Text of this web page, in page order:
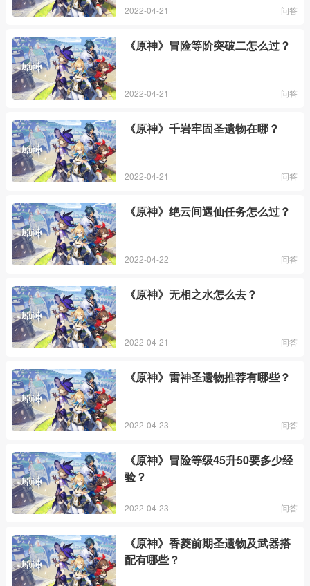
2022-04-21 问答
《原神》冒险等阶突破二怎么过？
2022-04-21 问答
《原神》千岩牢固圣遗物在哪？
2022-04-21 问答
《原神》绝云间遇仙任务怎么过？
2022-04-22 问答
《原神》无相之水怎么去？
2022-04-21 问答
《原神》雷神圣遗物推荐有哪些？
2022-04-23 问答
《原神》冒险等级45升50要多少经
验？
2022-04-23 问答
《原神》香菱前期圣遗物及武器搭
配有哪些？